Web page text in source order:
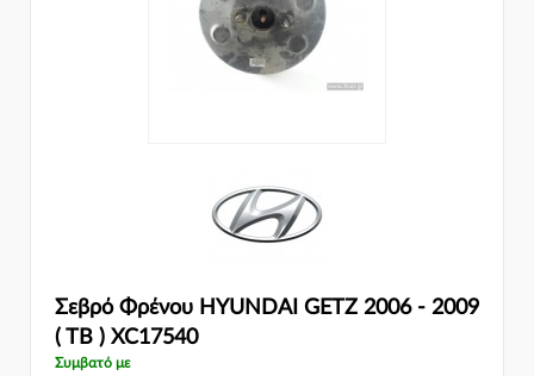
Σεβρό Φρένου HYUNDAI GETZ 2006 - 2009
( TB ) XC17540
Συμβατό με